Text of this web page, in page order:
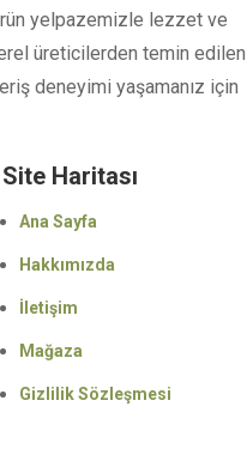
yelpazemizle lezzet ve
üreticilerden temin edilen
deneyimi yaşamanız için
Site Haritası
Ana Sayfa
Hakkımızda
İletişim
Mağaza
Gizlilik Sözleşmesi